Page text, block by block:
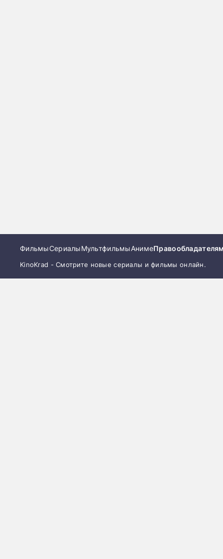
ФильмыСериалыМультфильмыАниме
KinoKrad - Смотрите новые сериалы и фильмы онлайн.